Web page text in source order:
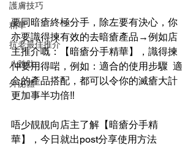
護膚技巧
精華
抗老最佳推介
八胜肽
外泌體
要同暗瘡終極分手，除左要有決心，你
亦要識得揀有效的去暗瘡產品→例如店
主推介嘅：【暗瘡分手精華】，識得揀
仲要用得啱，例如：適合的使用步驟  適
合的產品搭配，都可以令你的滅瘡大計
更加事半功倍‼️
唔少靚靚向店主了解【暗瘡分手精
華】，今日就出post分享使用方法